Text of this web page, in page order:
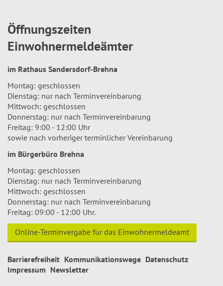
Öffnungszeiten
Einwohnermeldeämter
im Rathaus Sandersdorf-Brehna
Montag: geschlossen
Dienstag: nur nach Terminvereinbarung
Mittwoch: geschlossen
Donnerstag: nur nach Terminvereinbarung
Freitag: 9:00 - 12:00 Uhr
sowie nach vorheriger terminlicher Vereinbarung
im Bürgerbüro Brehna
Montag: geschlossen
Dienstag: nur nach Terminvereinbarung
Mittwoch: geschlossen
Donnerstag: nur nach Terminvereinbarung
Freitag: 09:00 - 12:00 Uhr.
Online-Terminvergabe für das Einwohnermeldeamt
Barrierefreiheit Kommunikationswege Datenschutz
Impressum Newsletter